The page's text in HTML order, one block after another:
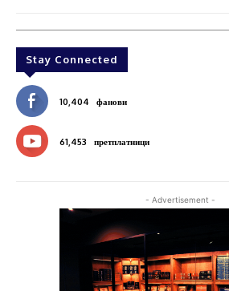
Stay Connected
10,404 фанови
61,453 претплатници
- Advertisement -